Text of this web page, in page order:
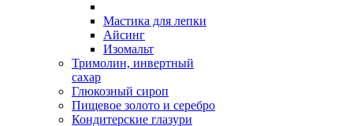
Мастика для лепки
Айсинг
Изомальт
Тримолин, инвертный
сахар
Глюкозный сироп
Пищевое золото и серебро
Кондитерские глазури